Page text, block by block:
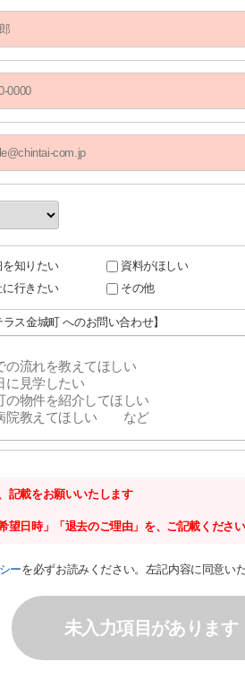
知りたい 資料がほしい
行きたい
その他
ラス金城町 へのお問い合わせ】
記載をお願いいたします
日時」「退去のご理由」を、ご記載ください
ーを必ずお読みください。左記内容に同意い
未入力項目があります